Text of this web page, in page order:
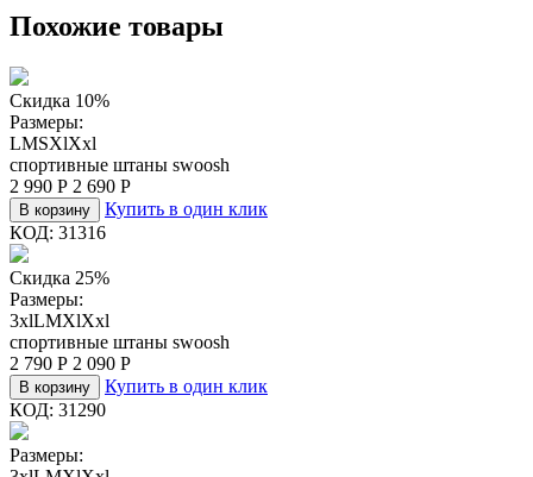
Похожие товары
Скидка 10%
Размеры:
LMSXlXxl
спортивные штаны swoosh
2 990 Р 2 690 Р
В корзину
Купить в один клик
КОД: 31316
Скидка 25%
Размеры:
3xlLMXlXxl
спортивные штаны swoosh
2 790 Р 2 090 Р
В корзину
Купить в один клик
КОД: 31290
Размеры: